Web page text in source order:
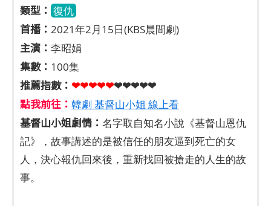
類型： 復仇
首播： 2021年2月15日(KBS晨間劇)
主演： 李昭娟
集數： 100集
推薦指數： ❤❤❤❤❤❤❤❤❤❤
點我前往： 韓劇 基督山小姐 線上看
基督山小姐劇情： 名字取自知名小說《基督山恩仇
記》，故事講述的是被信任的朋友逼到死亡的女
人，決心報仇回來後，重新找回被搶走的人生的故
事。